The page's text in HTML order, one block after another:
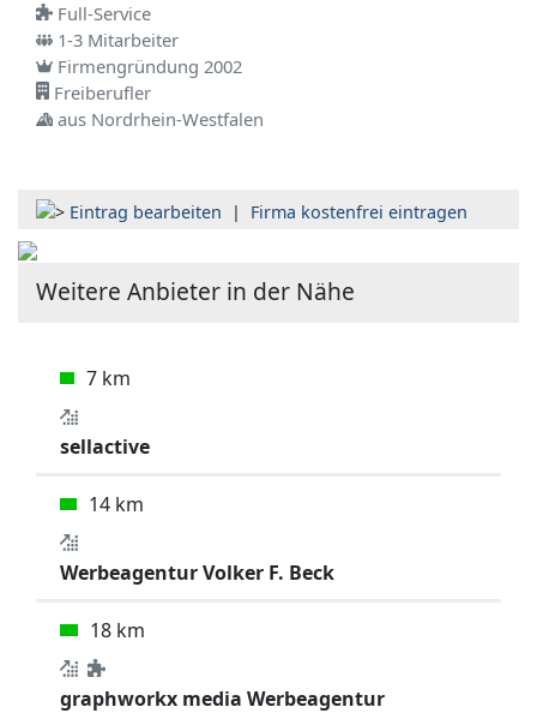
Full-Service
1-3 Mitarbeiter
Firmengründung 2002
Freiberufler
aus Nordrhein-Westfalen
Eintrag bearbeiten | Firma kostenfrei eintragen
Weitere Anbieter in der Nähe
7 km
sellactive
14 km
Werbeagentur Volker F. Beck
18 km
graphworkx media Werbeagentur